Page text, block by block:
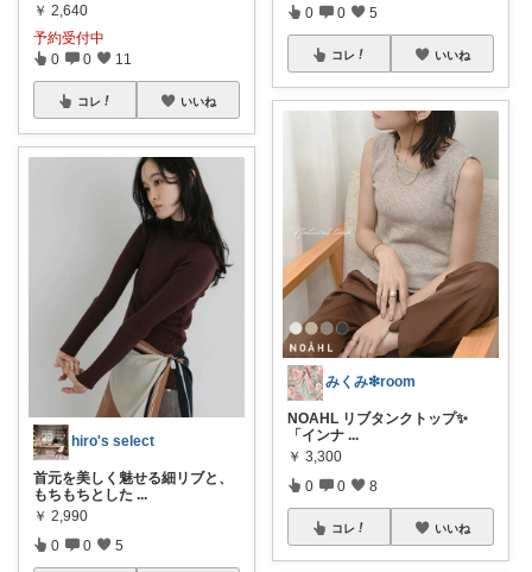
￥ 2,640
予約受付中
0 0 11
コレ いいね
hiro's select
首元を美しく魅せる細リブと、
もちもちとした ...
￥ 2,990
0 0 5
0 0 5
コレ いいね
みくみ❇room
NOAHL リブタンクトップ✨
「インナ ...
￥ 3,300
0 0 8
コレ いいね